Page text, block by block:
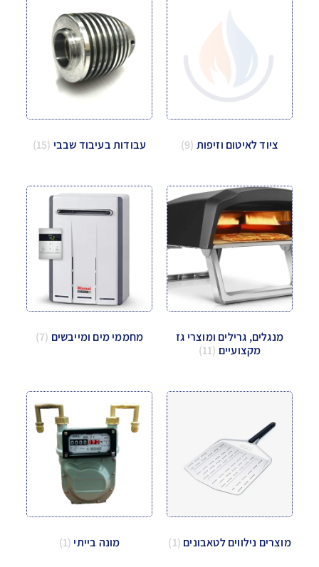
ציוד לאיטום וזיפות (9) עבודות בעיבוד שבבי (15)
מנגלים, גרילים ומוצרי גז
מקצועיים (11)
מחממי מים ומייבשים (7)
מוצרים נילווים לטאבונים (1) מונה בייתי (1)